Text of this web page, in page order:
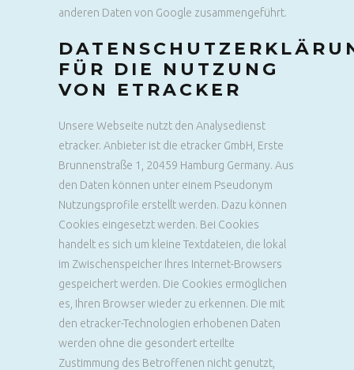
anderen Daten von Google zusammengeführt.
FÜR DIE NUTZUNG
VON ETRACKER
Unsere Webseite nutzt den Analysedienst
etracker. Anbieter ist die etracker GmbH, Erste
Brunnenstraße 1, 20459 Hamburg Germany. Aus
den Daten können unter einem Pseudonym
Nutzungsprofile erstellt werden. Dazu können
Cookies eingesetzt werden. Bei Cookies
handelt es sich um kleine Textdateien, die lokal
im Zwischenspeicher Ihres Internet-Browsers
gespeichert werden. Die Cookies ermöglichen
es, Ihren Browser wieder zu erkennen. Die mit
den etracker-Technologien erhobenen Daten
werden ohne die gesondert erteilte
Zustimmung des Betroffenen nicht genutzt,